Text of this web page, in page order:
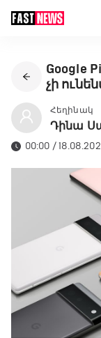
Google
չի
Հեղինակ
Դինա
00:00 /